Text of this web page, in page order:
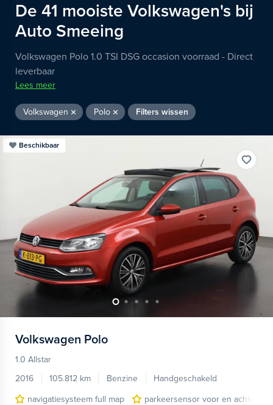
De 41 mooiste Volkswagen's bij
Auto Smeeing
Volkswagen Polo 1.0 TSI DSG occasion voorraad - Direct
leverbaar
Lees meer
Volkswagen Polo Filters wissen
Beschikbaar
Volkswagen Polo
1.0 Allstar
2016
105.812 km Benzine
Handgeschakeld
navigatiesysteem full map
parkeersensor voor en achter